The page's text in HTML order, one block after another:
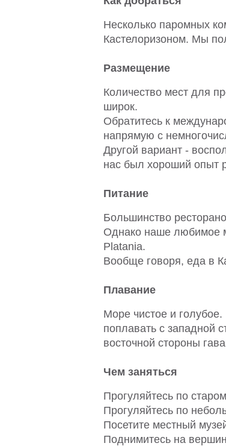
Несколько паромных
Кастелоризоном. Мы
Размещение
Количество мест для
широк.
Обратитесь к
напрямую с
Другой вариант -
нас был хороший опыт
Питание
Большинство
Однако наше любимое
Platania.
Вообще говоря, еда в
Плавание
Море чистое и
поплавать с западной
восточной стороны
Чем заняться
Прогуляйтесь по
Прогуляйтесь по
Посетите местный
Поднимитесь на